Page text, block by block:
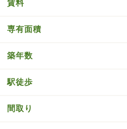
賃料
専有面積
築年数
駅徒歩
間取り